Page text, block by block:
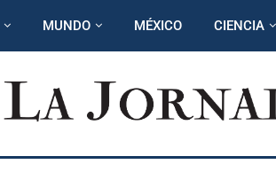
MUNDO MÉXICO CIENCIA